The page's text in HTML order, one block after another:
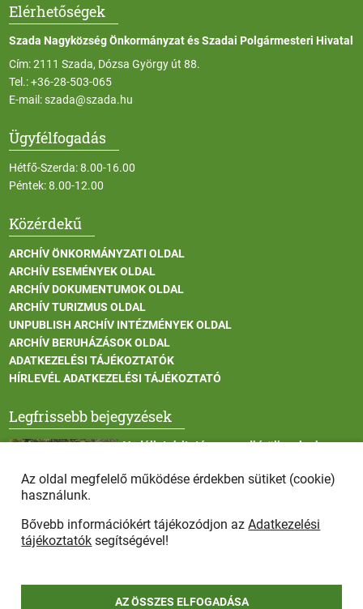
Elérhetőségek
Szada Nagyközség Önkormányzat és Szadai Polgármesteri Hivatal
Cím: 2111 Szada, Dózsa György út 88.
Tel.:+36-28-503-065
E-mail:szada@szada.hu
Ügyfélfogadás
Hétfő-Szerda: 8.00-16.00
Péntek: 8.00-12.00
Közérdekű
ARCHÍV ÖNKORMÁNYZATI OLDAL
ARCHÍV ESEMÉNYEK OLDAL
ARCHÍV DOKUMENTUMOK OLDAL
ARCHÍV TURIZMUS OLDAL
UNPUBLISH ARCHÍV INTÉZMÉNYEK OLDAL
ARCHÍV BERUHÁZÁSOK OLDAL
ADATKEZELÉSI TÁJÉKOZTATÓK
HÍRLEVÉL ADATKEZELÉSI TÁJÉKOZTATÓ
Legfrissebb bejegyzések
Vadállatok itatása a rendkívüli melegben
Afrikai sertéspestis - kérések a lakosság felé
Az oldal megfelelő működése érdekben sütiket (cookie)
használunk.
Bővebb információkért tájékozódjon azAdatkezelési
tájékoztatók segítségével!
AZ ÖSSZES ELFOGADÁSA